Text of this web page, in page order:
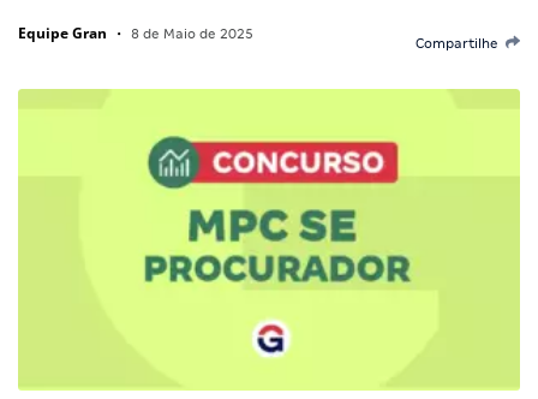
Equipe Gran • 8 de Maio de 2025
Compartilhe